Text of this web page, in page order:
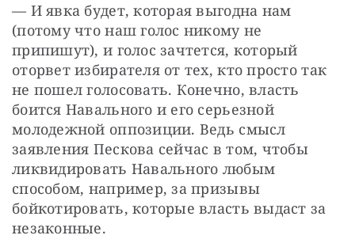
— И явка будет, которая выгодна нам
(потому что наш голос никому не
припишут), и голос зачтется, который
оторвет избирателя от тех, кто просто так
не пошел голосовать. Конечно, власть
боится Навального и его серьезной
молодежной оппозиции. Ведь смысл
заявления Пескова сейчас в том, чтобы
ликвидировать Навального любым
способом, например, за призывы
бойкотировать, которые власть выдаст за
незаконные.